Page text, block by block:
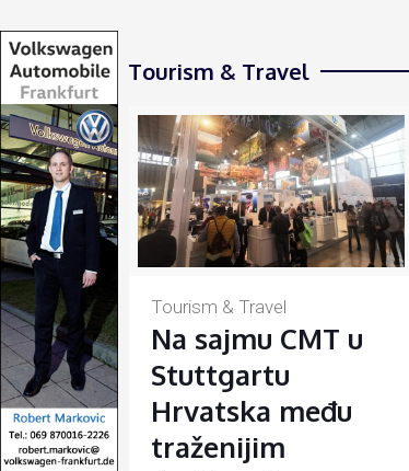
Tourism & Travel
Tourism & Travel
Na sajmu CMT u
Stuttgartu
Hrvatska među
traženijim